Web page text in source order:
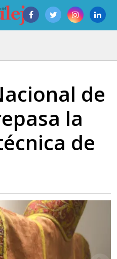
de
la
de